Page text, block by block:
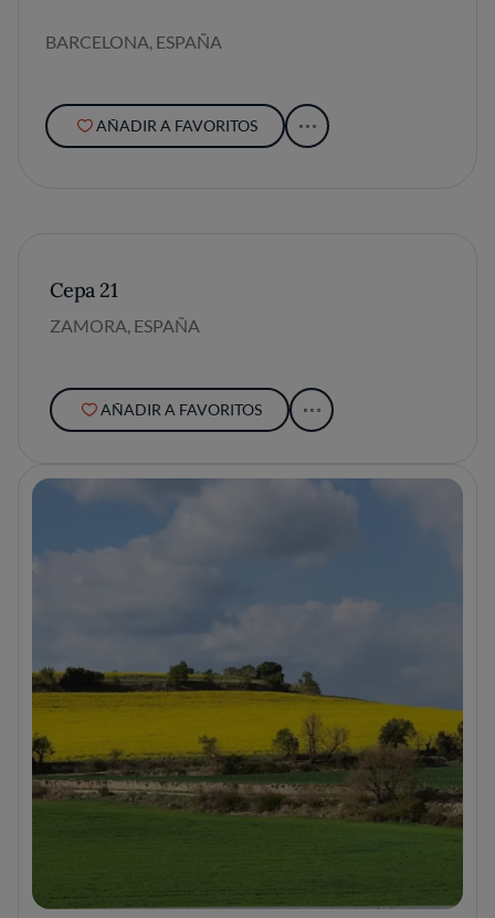
BARCELONA, ESPAÑA
AÑADIR A FAVORITOS
Cepa 21
ZAMORA, ESPAÑA
AÑADIR A FAVORITOS